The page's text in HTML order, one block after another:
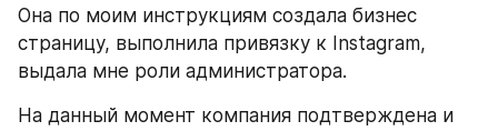
Она по моим инструкциям создала бизнес
страницу, выполнила привязку к Instagram,
выдала мне роли администратора.
На данный момент компания подтверждена и